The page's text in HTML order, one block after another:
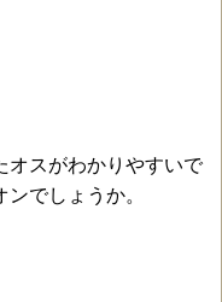
オスがわかりやすいで
でしょうか。